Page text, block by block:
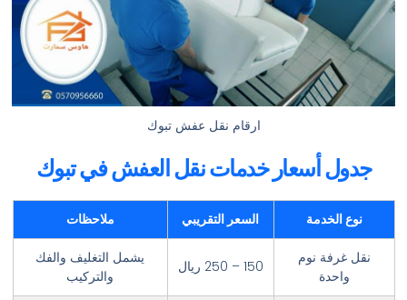
ارقام نقل عفش تبوك
جدول أسعار خدمات نقل العفش في تبوك
نوع الخدمة السعر التقريبي ملاحظات
نقل غرفة نوم
واحدة
150 – 250 ريال
يشمل التغليف والفك
والتركيب